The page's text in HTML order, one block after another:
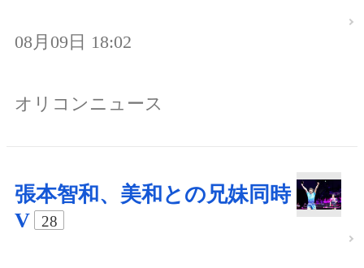
08月09日 18:02
オリコンニュース
張本智和、美和との兄妹同時
V
28